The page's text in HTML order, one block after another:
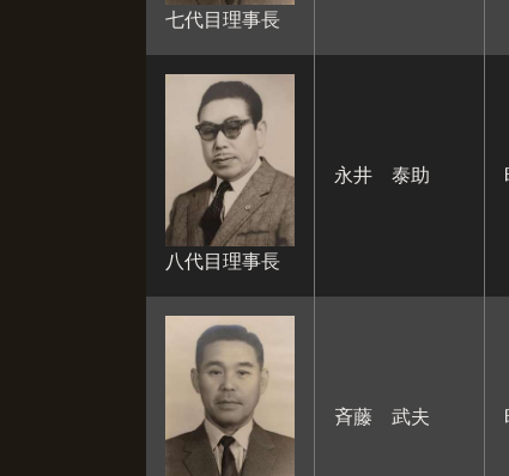
七代目理事長
八代目理事長
永井 泰助
斉藤 武夫